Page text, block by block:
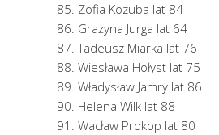
Zofia Kozuba lat 84
Grażyna Jurga lat 64
Tadeusz Miarka lat 76
Wiesława Hołyst lat 75
Władysław Jamry lat 86
Helena Wilk lat 88
Wacław Prokop lat 80